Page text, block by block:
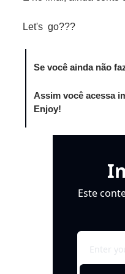
Let's  go???
Se você ainda não
Assim você acessa
Enjoy!
Este